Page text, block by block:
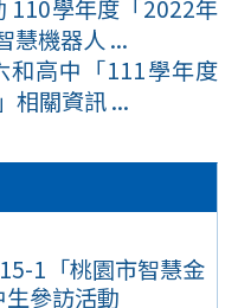
1「桃園市智慧金
參訪活動
110學年度「2022年
慧機器人 ...
和高中「111學年度
相關資訊 ...